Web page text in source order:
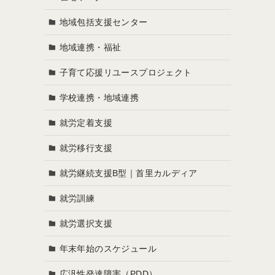
地域包括支援センター
地域連携・福祉
子育て応援リユースプロジェクト
学校連携・地域連携
就労定着支援
就労移行支援
就労継続支援B型｜首里カルディア
就労訓練
就労選択支援
年末年始のスケジュール